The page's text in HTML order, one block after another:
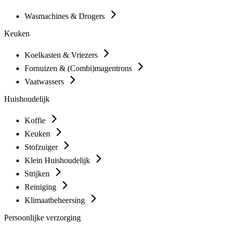
Wasmachines & Drogers
Keuken
Koelkasten & Vriezers
Fornuizen & (Combi)magentrons
Vaatwassers
Huishoudelijk
Koffie
Keuken
Stofzuiger
Klein Huishoudelijk
Strijken
Reiniging
Klimaatbeheersing
Persoonlijke verzorging